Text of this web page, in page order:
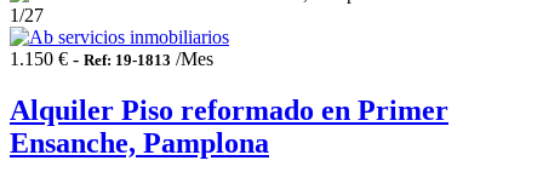
1/27
1.150 € - Ref: 19-1813 /Mes
Alquiler Piso reformado en Primer
Ensanche, Pamplona